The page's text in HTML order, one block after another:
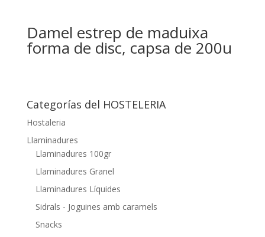
Damel estrep de maduixa
forma de disc, capsa de 200u
Categorías del HOSTELERIA
Hostaleria
Llaminadures
Llaminadures 100gr
Llaminadures Granel
Llaminadures Líquides
Sidrals - Joguines amb caramels
Snacks